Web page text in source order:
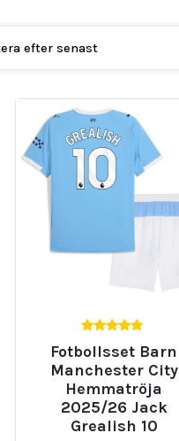
av 5
Fotbollsset Barn
Manchester City
Hemmatröja
2025/26 Jack
Grealish 10